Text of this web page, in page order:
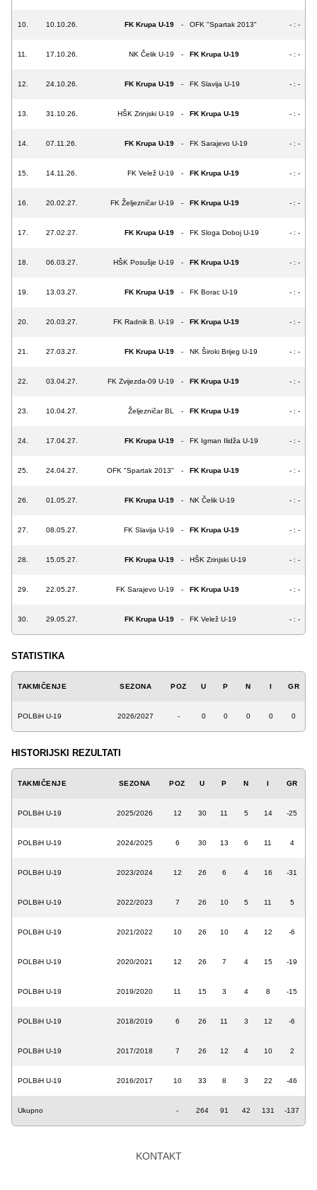
10. 10.10.26. FK Krupa U-19 - OFK "Spartak 2013" - : -
11. 17.10.26. NK Čelik U-19 - FK Krupa U-19 - : -
12. 24.10.26. FK Krupa U-19 - FK Slavija U-19 - : -
13. 31.10.26. HŠK Zrinjski U-19 - FK Krupa U-19 - : -
14. 07.11.26. FK Krupa U-19 - FK Sarajevo U-19 - : -
15. 14.11.26. FK Velež U-19 - FK Krupa U-19 - : -
16. 20.02.27. FK Željezničar U-19 - FK Krupa U-19 - : -
17. 27.02.27. FK Krupa U-19 - FK Sloga Doboj U-19 - : -
18. 06.03.27. HŠK Posušje U-19 - FK Krupa U-19 - : -
19. 13.03.27. FK Krupa U-19 - FK Borac U-19 - : -
20. 20.03.27. FK Radnik B. U-19 - FK Krupa U-19 - : -
21. 27.03.27. FK Krupa U-19 - NK Široki Brijeg U-19 - : -
22. 03.04.27. FK Zvijezda-09 U-19 - FK Krupa U-19 - : -
23. 10.04.27. Željezničar BL - FK Krupa U-19 - : -
24. 17.04.27. FK Krupa U-19 - FK Igman Ilidža U-19 - : -
25. 24.04.27. OFK "Spartak 2013" - FK Krupa U-19 - : -
26. 01.05.27. FK Krupa U-19 - NK Čelik U-19 - : -
27. 08.05.27. FK Slavija U-19 - FK Krupa U-19 - : -
28. 15.05.27. FK Krupa U-19 - HŠK Zrinjski U-19 - : -
29. 22.05.27. FK Sarajevo U-19 - FK Krupa U-19 - : -
30. 29.05.27. FK Krupa U-19 - FK Velež U-19 - : -
STATISTIKA
TAKMIČENJE SEZONA POZ U P N I GR
POLBiH U-19 2026/2027 - 0 0 0 0 0
HISTORIJSKI REZULTATI
TAKMIČENJE SEZONA POZ U P N I GR
POLBiH U-19 2025/2026 12 30 11 5 14 -25
POLBiH U-19 2024/2025 6 30 13 6 11 4
POLBiH U-19 2023/2024 12 26 6 4 16 -31
POLBiH U-19 2022/2023 7 26 10 5 11 5
POLBiH U-19 2021/2022 10 26 10 4 12 -6
POLBiH U-19 2020/2021 12 26 7 4 15 -19
POLBiH U-19 2019/2020 11 15 3 4 8 -15
POLBiH U-19 2018/2019 6 26 11 3 12 -6
POLBiH U-19 2017/2018 7 26 12 4 10 2
POLBiH U-19 2016/2017 10 33 8 3 22 -46
Ukupno - 264 91 42 131 -137
KONTAKT